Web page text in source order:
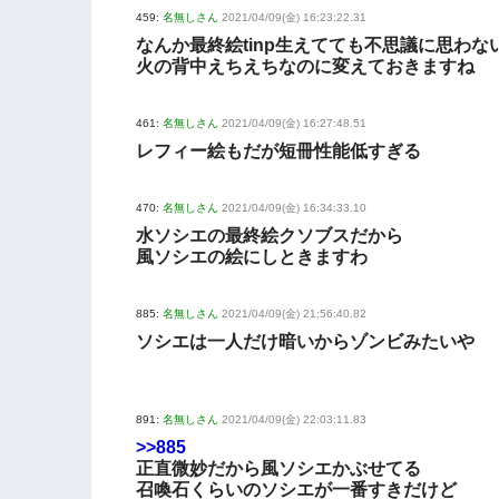
459: 名無しさん 2021/04/09(金) 16:23:22.31
なんか最終絵tinp生えてても不思議に思わな
火の背中えちえちなのに変えておきますね
461: 名無しさん 2021/04/09(金) 16:27:48.51
レフィー絵もだが短冊性能低すぎる
470: 名無しさん 2021/04/09(金) 16:34:33.10
水ソシエの最終絵クソブスだから
風ソシエの絵にしときますわ
885: 名無しさん 2021/04/09(金) 21:56:40.82
ソシエは一人だけ暗いからゾンビみたいや
891: 名無しさん 2021/04/09(金) 22:03:11.83
>>885
正直微妙だから風ソシエかぶせてる
召喚石くらいのソシエが一番すきだけど